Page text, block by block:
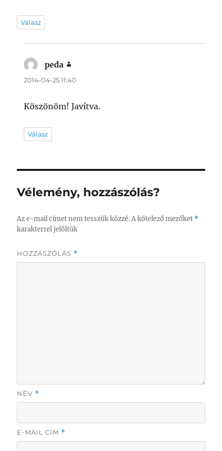
Válasz
peda
2014-04-25 11:40
Köszönöm! Javítva.
Válasz
Vélemény, hozzászólás?
Az e-mail címet nem tesszük közzé. A kötelező mezőket *
karakterrel jelöltük
HOZZÁSZÓLÁS *
NÉV *
E-MAIL CÍM *